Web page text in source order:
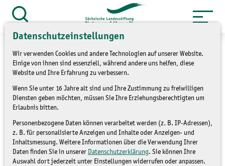
Datenschutzeinstellungen
Wir verwenden Cookies und andere Technologien auf unserer Website.
Einige von ihnen sind essenziell, während andere uns helfen, diese
Website und Ihre Erfahrung zu verbessern.
Wenn Sie unter 16 Jahre alt sind und Ihre Zustimmung zu freiwilligen
Diensten geben möchten, müssen Sie Ihre Erziehungsberechtigten um
Erlaubnis bitten.
Personenbezogene Daten können verarbeitet werden (z. B. IP-Adressen),
z. B. für personalisierte Anzeigen und Inhalte oder Anzeigen- und
Inhaltsmessung. Weitere Informationen über die Verwendung Ihrer
Daten finden Sie in unserer Datenschutzerklärung. Sie können Ihre
Auswahl dort jederzeit unter Einstellungen widerrufen oder anpassen.
Zum
Inhalt
springen
öffnen
Wieder am Trobischgraben
NICHT ZUGEORDNET